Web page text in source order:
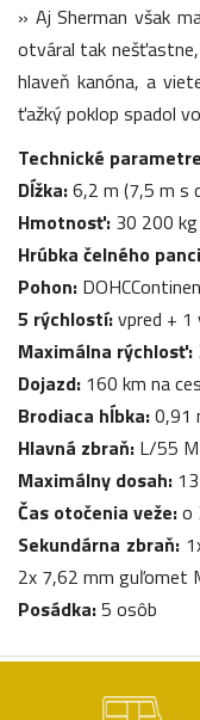
» Aj Sherman však
otváral tak
hlaveň kanóna, a
ťažký poklop spadol
Technické
Dĺžka:6,2 m (7,5 m s
Hmotnosť: 30 200 kg
Hrúbka čelného
Pohon:
5 rýchlostí:vpred + 1
Maximálna rýchlosť:
Dojazd: 160 km na
Brodiaca hĺbka:0,91
Hlavná zbraň: L/55
Maximálny dosah:
Čas otočenia veže:o
Sekundárna zbraň:
2x 7,62 mm guľomet
Posádka:5 osôb